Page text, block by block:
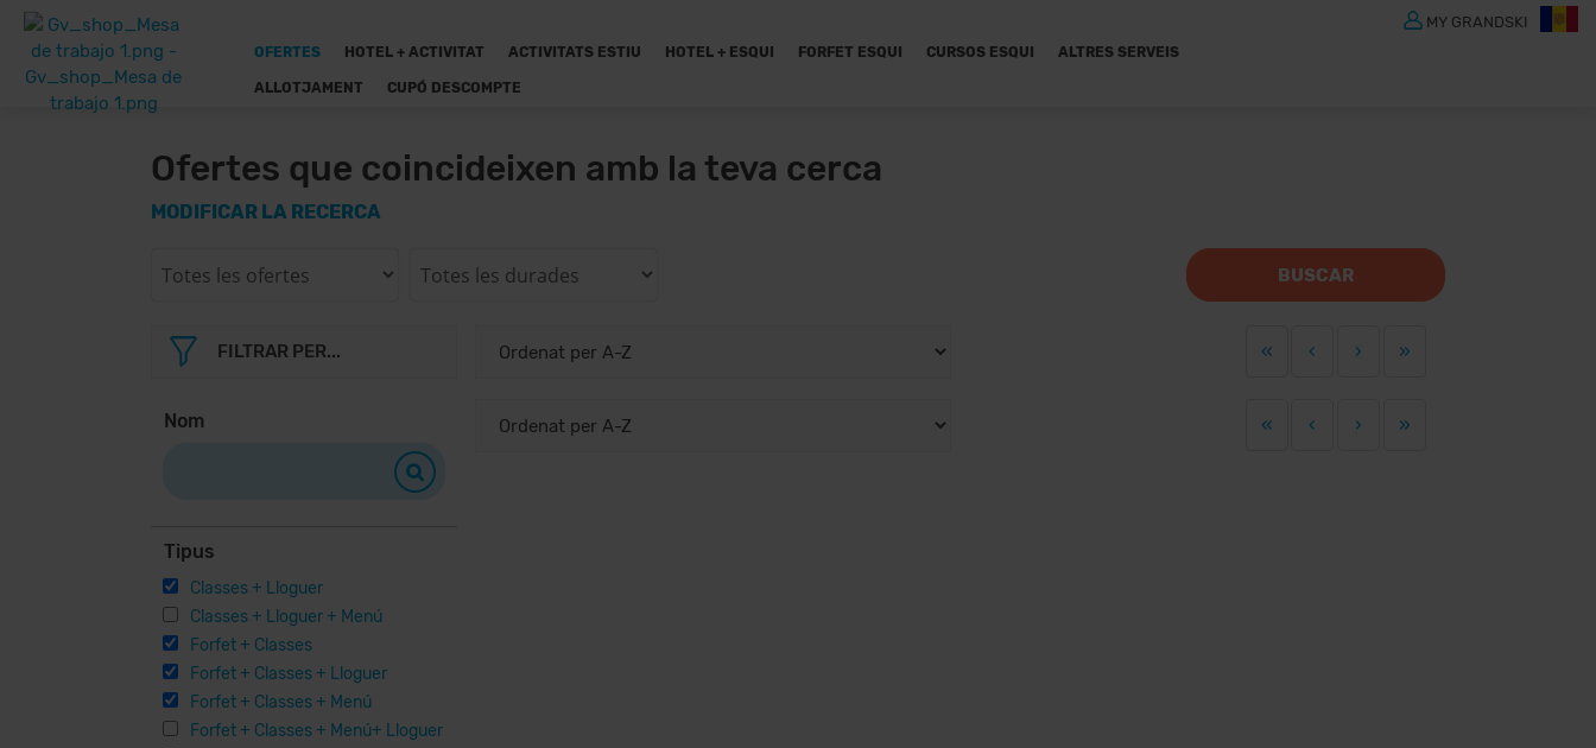
OFERTES HOTEL + ACTIVITAT ACTIVITATS ESTIU HOTEL + ESQUI FORFET ESQUI CURSOS ESQUI ALTRES SERVEIS
ALLOTJAMENT CUPÓ DESCOMPTE
MY GRANDSKI
Ofertes que coincideixen amb la teva cerca
MODIFICAR LA RECERCA
BUSCAR
FILTRAR PER...
Nom
Tipus
Classes + Lloguer
Classes + Lloguer + Menú
Forfet + Classes
Forfet + Classes + Lloguer
Forfet + Classes + Menú
Forfet + Classes + Menú+ Lloguer
« ‹ › »
« ‹ › »